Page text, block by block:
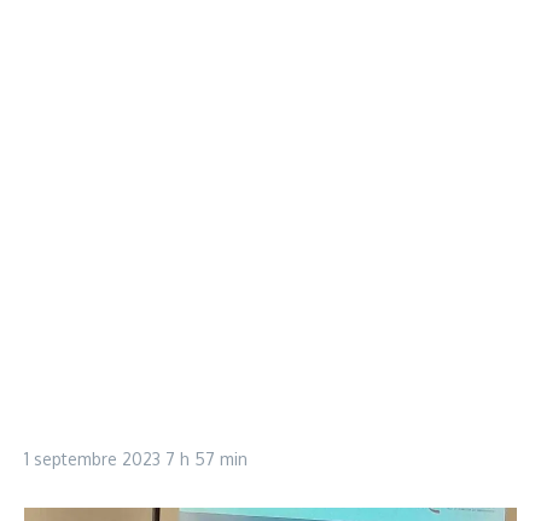
1 septembre 2023 7 h 57 min